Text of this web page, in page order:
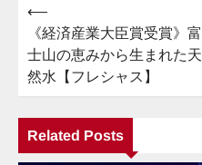
投
稿
ナ
ビ
ゲ
ー
⟵
《経済産業大臣賞受賞》富
士山の恵みから生まれた天
然水【フレシャス】
Related Posts